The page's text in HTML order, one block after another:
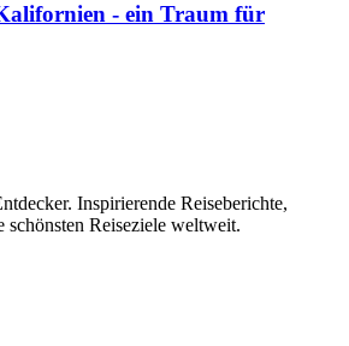
- ein Traum für
Inspirierende Reiseberichte,
schönsten Reiseziele weltweit.